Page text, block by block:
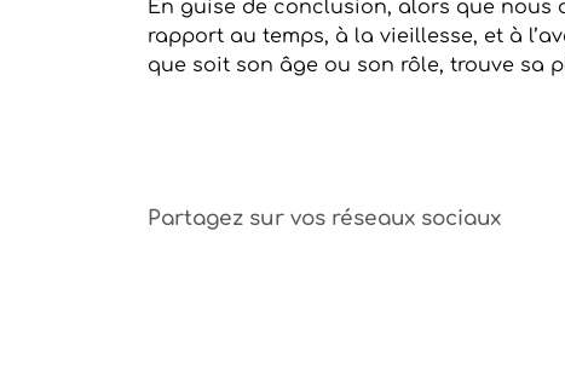
En guise de conclusion, alors que nous
rapport au temps, à la vieillesse, et à
que soit son âge ou son rôle, trouve sa
Partagez sur vos réseaux sociaux